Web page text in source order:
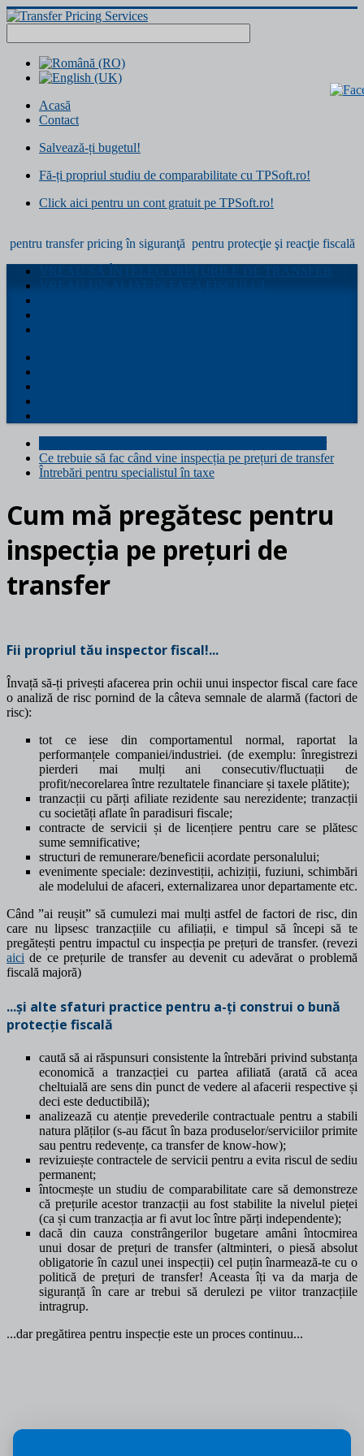
Acasă
Contact
Salvează-ți bugetul!
Fă-ți propriul studiu de comparabilitate cu TPSoft.ro!
Click aici pentru un cont gratuit pe TPSoft.ro!
pentru transfer pricing în siguranţă pentru protecţie şi reacţie fiscală
VREAU SĂ ÎNȚELEG PREȚURILE DE TRANSFER
VREAU UN ALIAT ÎN FAȚA FISCULUI
Ce trebuie să fac când vine inspecția pe prețuri de transfer
Întrebări pentru specialistul în taxe
Cum mă pregătesc pentru
inspecția pe prețuri de
transfer
Fii propriul tău inspector fiscal!...
Învață să-ți privești afacerea prin ochii unui inspector fiscal care face
o analiză de risc pornind de la câteva semnale de alarmă (factori de
risc):
tot ce iese din comportamentul normal, raportat la
performanțele companiei/industriei. (de exemplu: înregistrezi
pierderi mai mulți ani consecutiv/fluctuații de
profit/necorelarea între rezultatele financiare și taxele plătite);
tranzacții cu părți afiliate rezidente sau nerezidente; tranzacții
cu societăți aflate în paradisuri fiscale;
contracte de servicii și de licențiere pentru care se plătesc
sume semnificative;
structuri de remunerare/beneficii acordate personalului;
evenimente speciale: dezinvestiții, achiziții, fuziuni, schimbări
ale modelului de afaceri, externalizarea unor departamente etc.
Când ”ai reușit” să cumulezi mai mulți astfel de factori de risc, din
care nu lipsesc tranzacțiile cu afiliații, e timpul să începi să te
pregătești pentru impactul cu inspecția pe prețuri de transfer. (revezi
aici de ce prețurile de transfer au devenit cu adevărat o problemă
fiscală majoră)
...și alte sfaturi practice pentru a-ți construi o bună
protecție fiscală
caută să ai răspunsuri consistente la întrebări privind substanța
economică a tranzacției cu partea afiliată (arată că acea
cheltuială are sens din punct de vedere al afacerii respective și
deci este deductibilă);
analizează cu atenție prevederile contractuale pentru a stabili
natura plăților (s-au făcut în baza produselor/serviciilor primite
sau pentru redevențe, ca transfer de know-how);
revizuiește contractele de servicii pentru a evita riscul de sediu
permanent;
întocmește un studiu de comparabilitate care să demonstreze
că prețurile acestor tranzacții au fost stabilite la nivelul pieței
(ca și cum tranzacția ar fi avut loc între părți independente);
dacă din cauza constrângerilor bugetare amâni întocmirea
unui dosar de prețuri de transfer (altminteri, o piesă absolut
obligatorie în cazul unei inspecții) cel puțin înarmează-te cu o
politică de prețuri de transfer! Aceasta îți va da marja de
siguranță în care ar trebui să derulezi pe viitor tranzacțiile
intragrup.
...dar pregătirea pentru inspecție este un proces continuu...